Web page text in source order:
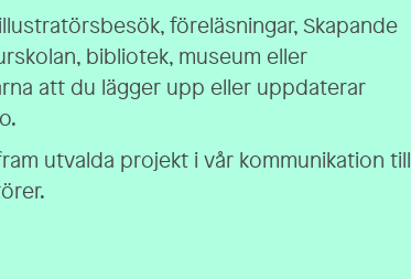
föreläsningar, Skapande
bibliotek, museum eller
att du lägger upp eller uppdaterar
utvalda projekt i vår kommunikation till